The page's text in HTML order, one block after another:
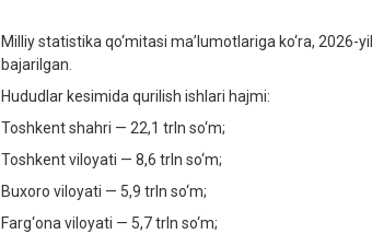
Milliy statistika qo‘mitasi ma’lumotlariga ko‘ra,
bajarilgan.
Hududlar kesimida qurilish ishlari hajmi:
Toshkent shahri — 22,1 trln so‘m;
Toshkent viloyati — 8,6 trln so‘m;
Buxoro viloyati — 5,9 trln so‘m;
Farg‘ona viloyati — 5,7 trln so‘m;